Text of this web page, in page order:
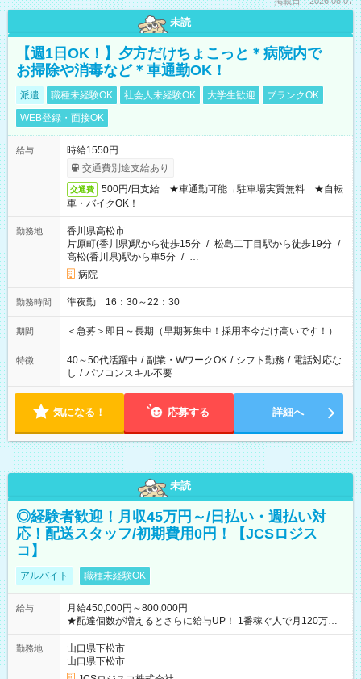
未読
【週1日OK！】夕方だけちょこっと＊病院内で
お掃除や消毒など＊車通勤OK！
派遣 職種未経験OK 社会人未経験OK 大学生歓迎
ブランクOK
WEB登録・面接OK
給与
時給1550円
交通費別途支給あり
交通費
500円/日支給 ★車通勤可能→駐車場実質無料 ★自転
車・バイクOK！
勤務地
香川県高松市
片原町(香川県)駅から徒歩15分 / 松島二丁目駅から徒歩19分 /
高松(香川県)駅から車5分 / …
病院
勤務時間 準夜勤 16：30～22：30
期間 ＜急募＞即日～長期（早期募集中！採用率今だけ高いです！）
特徴 40～50代活躍中 / 副業・WワークOK / シフト勤務 / 電話対応な
し / パソコンスキル不要
気になる！ 応募する 詳細へ
未読
◎経験者歓迎！月収45万円～/日払い・週払い対
応！配送スタッフ/初期費用0円！【JCSロジス
コ】
アルバイト 職種未経験OK
給与
月給450,000円～800,000円
★配達個数が増えるとさらに給与UP！ 1番稼ぐ人で月120万ほ
ど！ ・主要都市エリア 月収55万円／週5日稼働 月収65万~112
万円／週6日稼働 ・地方郊外エリア 月収40万円／週5日稼働 月
収40万円~50万円／週6日稼働 ＜モデルイメージ＞ ■月収50万
円 (27歳男性/江東区在住)※元建築関係 1日150個配達×25日勤務
勤務地
山口県下松市
山口県下松市